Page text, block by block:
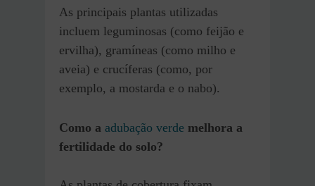
As principais plantas utilizadas
incluem leguminosas (como feijão e
ervilha), gramíneas (como milho e
aveia) e crucíferas (como, por
exemplo, a mostarda e o nabo).
Como a adubação verde melhora a
fertilidade do solo?